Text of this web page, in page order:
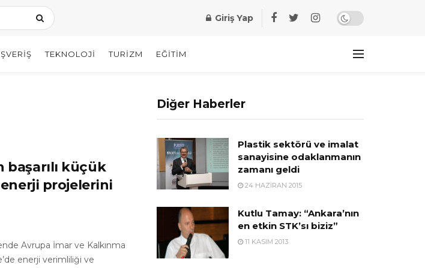
Giriş Yap
TEKNOLOJI TURIZM EĞITIM
başarılı küçük
projelerini
Avrupa İmar ve Kalkınma
enerji verimliliği ve
Diğer Haberler
Plastik sektörü ve imalat
sanayisine odaklanmanın
zamanı geldi
24 HAZIRAN 2015
Kutlu Tamay: “Ankara’nın
en etkin STK’sı biziz”
11 KASIM 2013